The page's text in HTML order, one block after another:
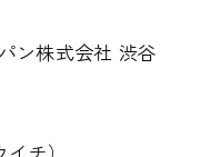
ン株式会社 渋谷